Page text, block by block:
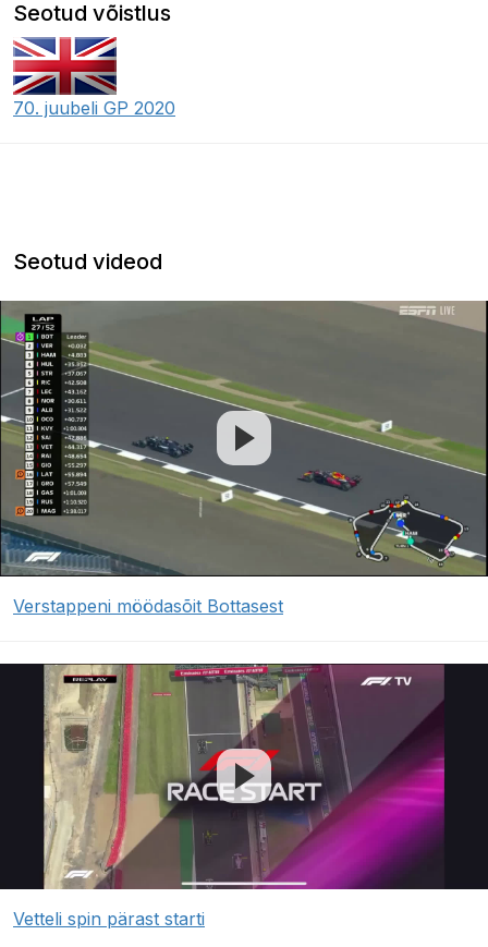
Seotud võistlus
70. juubeli GP 2020
Seotud videod
Verstappeni möödasõit Bottasest
Vetteli spin pärast starti